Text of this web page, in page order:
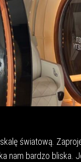
światową.
nam bardzo